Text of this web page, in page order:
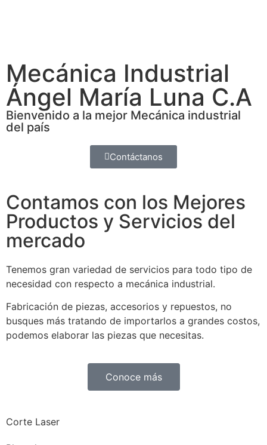
Mecánica Industrial
Ángel María Luna C.A
Bienvenido a la mejor Mecánica industrial
del país
Contáctanos
Contamos con los Mejores
Productos y Servicios del
mercado
Tenemos gran variedad de servicios para todo tipo de
necesidad con respecto a mecánica industrial.
Fabricación de piezas, accesorios y repuestos, no
busques más tratando de importarlos a grandes costos,
podemos elaborar las piezas que necesitas.
Conoce más
Corte Laser